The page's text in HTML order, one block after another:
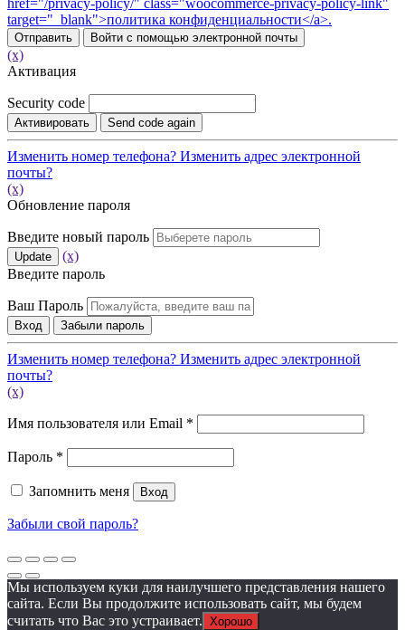
href="/privacy-policy/" class="woocommerce-privacy-policy-link"
target="_blank">политика конфиденциальности</a>.
Отправить Войти с помощью электронной почты
(x)
Активация
Security code
Активировать Send code again
Изменить номер телефона? Изменить адрес электронной
почты?
(x)
Обновление пароля
Введите новый пароль
Update
(x)
Введите пароль
Ваш Пароль
Вход Забыли пароль
Изменить номер телефона? Изменить адрес электронной
почты?
(x)
Имя пользователя или Email *
Пароль *
Запомнить меня Вход
Забыли свой пароль?
Мы используем куки для наилучшего представления нашего
сайта. Если Вы продолжите использовать сайт, мы будем
считать что Вас это устраивает. Хорошо